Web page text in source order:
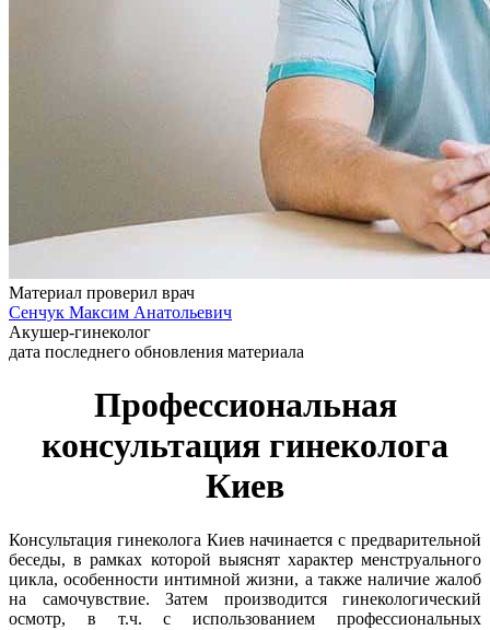
Материал проверил врач
Сенчук Максим Анатольевич
Акушер-гинеколог
дата последнего обновления материала
Профессиональная
консультация гинеколога
Киев
Консультация гинеколога Киев начинается с предварительной
беседы, в рамках которой выяснят характер менструального
цикла, особенности интимной жизни, а также наличие жалоб
на самочувствие. Затем производится гинекологический
осмотр, в т.ч. с использованием профессиональных